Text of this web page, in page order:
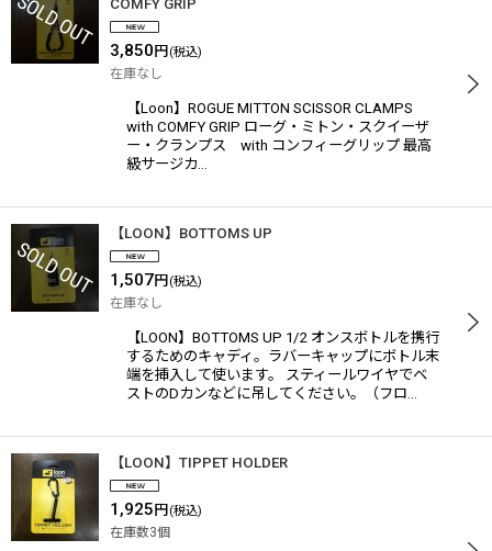
COMFY GRIP
3,850 円 (税込)
在庫なし
【Loon】ROGUE MITTON SCISSOR CLAMPS
with COMFY GRIP ローグ・ミトン・スクイーザ
ー・クランプス with コンフィーグリップ 最高
級サージカ…
【LOON】BOTTOMS UP
1,507円 (税込)
在庫なし
【LOON】BOTTOMS UP 1/2 オンスボトルを携行
するためのキャディ。ラバーキャップにボトル末
端を挿入して使います。 スティールワイヤでベ
ストのDカンなどに吊してください。（フロ…
【LOON】TIPPET HOLDER
1,925 円 (税込)
在庫数3個